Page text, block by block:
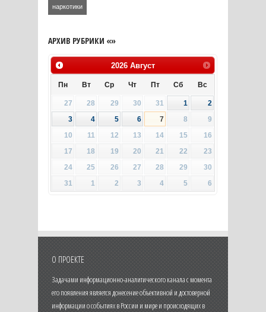
наркотики
АРХИВ РУБРИКИ «»
2026 Август
Пн Вт Ср Чт Пт Сб Вс
27 28 29 30 31 1
2
3
4 5 6 7 8
9
10
11 12 13 14 15
16
17
18 19 20 21 22
23
24
25 26 27 28 29
30
31
1 2 3 4 5 6
О ПРОЕКТЕ
Задачами информационно-аналитического канала с момента
его появления является донесение объективной и достоверной
информации о событиях в России и мире и происходящих в